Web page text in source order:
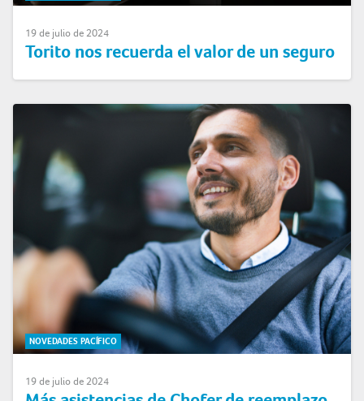
19 de julio de 2024
Torito nos recuerda el valor de un seguro
NOVEDADES PACÍFICO
19 de julio de 2024